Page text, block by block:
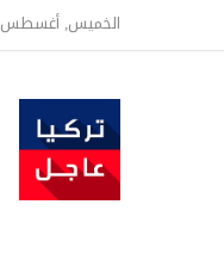
الخميس, أغسطس 6 2026